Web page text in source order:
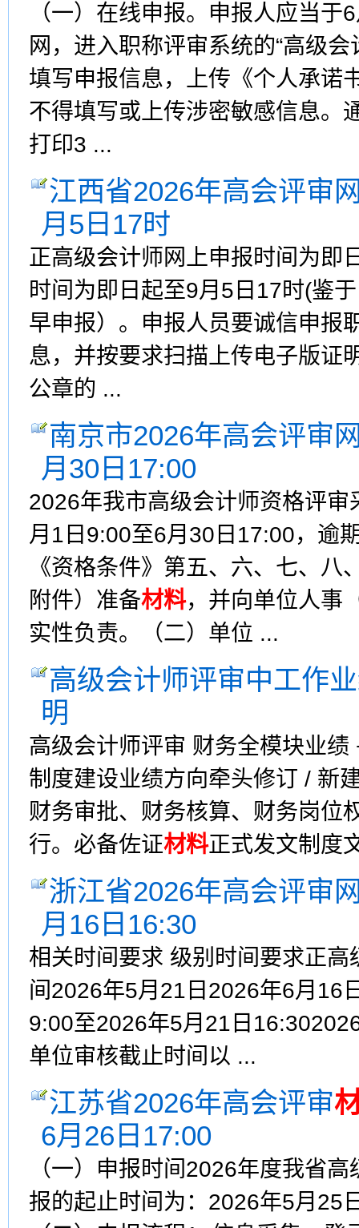
（一）在线申报。申报人应当
网，进入职称评审系统的“高级
填写申报信息，上传《个人承诺
不得填写或上传涉密敏感信息。
打印3 ...
江西省2026年高会评审
月5日17时
正高级会计师网上申报时间为即
时间为即日起至9月5日17时(鉴
早申报）。申报人员要诚信申报
息，并按要求扫描上传电子版证
公章的 ...
南京市2026年高会评审
月30日17:00
2026年我市高级会计师资格评
月1日9:00至6月30日17:00，逾
《资格条件》第五、六、七、八
附件）准备材料，并向单位人事
实性负责。（二）单位 ...
高级会计师评审中工作
明
高级会计师评审 财务全模块业绩
制度建设业绩方向牵头修订 / 新
财务审批、财务核算、财务岗位
行。必备佐证材料正式发文制度
浙江省2026年高会评审
月16日16:30
相关时间要求 级别时间要求正
间2026年5月21日2026年6月16
9:00至2026年5月21日
单位审核截止时间以 ...
江苏省2026年高会评审
6月26日17:00
（一）申报时间2026年度我省
报的起止时间为：2026年5月25